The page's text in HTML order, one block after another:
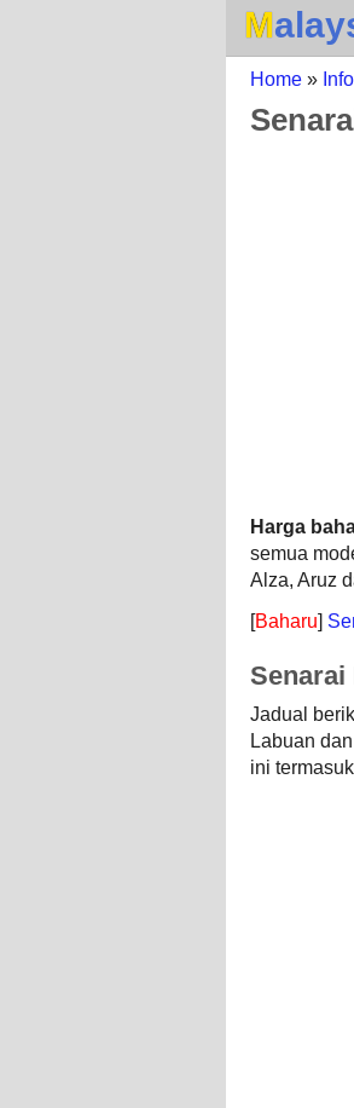
Home »
Harga
semua
Alza, Aruz
[Baharu]
Senarai
Jadual
Labuan
ini